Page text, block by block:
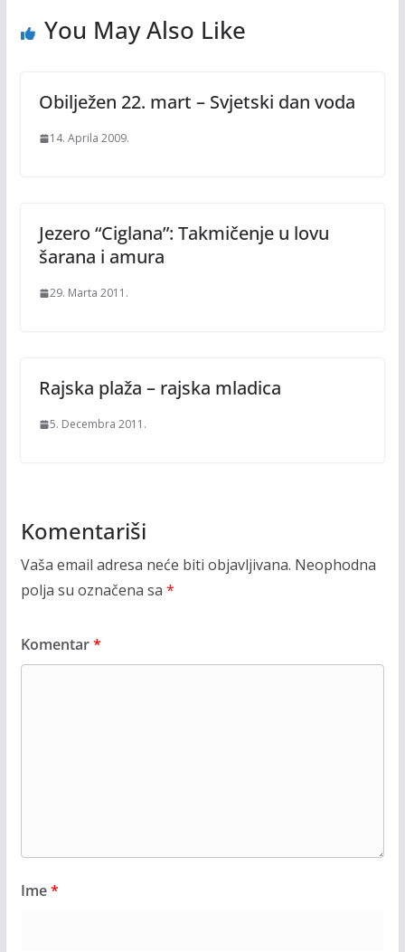
You May Also Like
Obilježen 22. mart – Svjetski dan voda
14. Aprila 2009.
Jezero “Ciglana”: Takmičenje u lovu
šarana i amura
29. Marta 2011.
Rajska plaža – rajska mladica
5. Decembra 2011.
Komentariši
Vaša email adresa neće biti objavljivana. Neophodna
polja su označena sa *
Komentar*
Ime*